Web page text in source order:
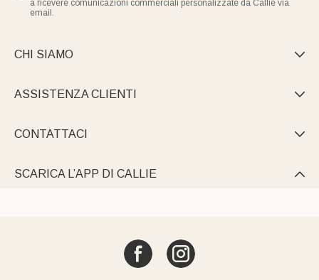
a ricevere comunicazioni commerciali personalizzate da Callie via
email.
CHI SIAMO 
ASSISTENZA CLIENTI 
CONTATTACI 
SCARICA L’APP DI CALLIE 